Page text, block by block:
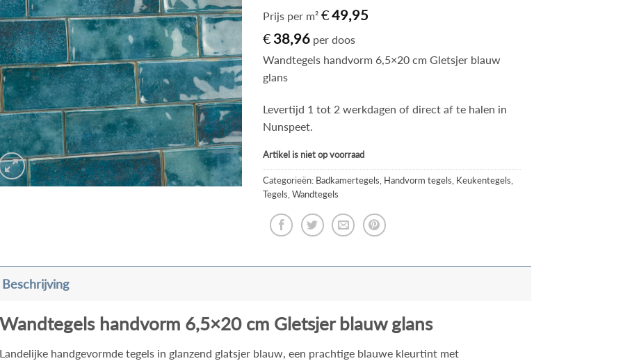
Prijs per m²€49,95
€ 38,96 per doos
Wandtegels handvorm 6,5×20 cm Gletsjer blauw
glans
Levertijd 1 tot 2 werkdagen of direct af te halen in
Nunspeet.
Artikel is niet op voorraad
Categorieën: Badkamertegels Handvorm tegels Keukentegels
Tegels ,Wandtegels
Beschrijving
Wandtegels handvorm 6,5×20 cm Gletsjer blauw glans
Landelijke handgevormde tegels in glanzend glatsjer blauw, een prachtige blauwe kleurtint met